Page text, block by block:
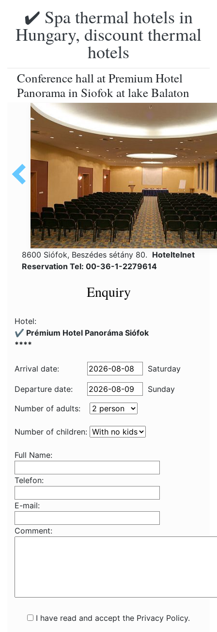
✔️ Spa thermal hotels in
Hungary, discount thermal
hotels
Conference hall at Premium Hotel
Panorama in Siofok at lake Balaton
8600 Siófok, Beszédes sétány 80. Hoteltelnet
Reservation Tel: 00-36-1-2279614
Enquiry
Hotel:
✔️ Prémium Hotel Panoráma Siófok
****
Arrival date: Saturday
Departure date:
Sunday
Number of adults:
Number of children:
Full Name:
Telefon:
E-mail:
Comment:
I have read and accept the Privacy Policy.